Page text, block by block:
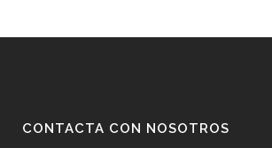
CONTACTA CON NOSOTROS